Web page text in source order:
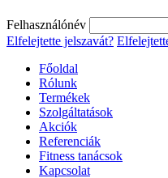
Felhasználónév
Elfelejtette jelszavát?
Főoldal
Rólunk
Termékek
Szolgáltatások
Akciók
Referenciák
Fitness tanácsok
Kapcsolat